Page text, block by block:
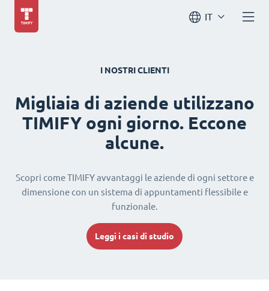
IT
I NOSTRI CLIENTI
Migliaia di aziende utilizzano
TIMIFY ogni giorno. Eccone
alcune.
Scopri come TIMIFY avvantaggi le aziende di ogni settore e
dimensione con un sistema di appuntamenti flessibile e
funzionale.
Leggi i casi di studio